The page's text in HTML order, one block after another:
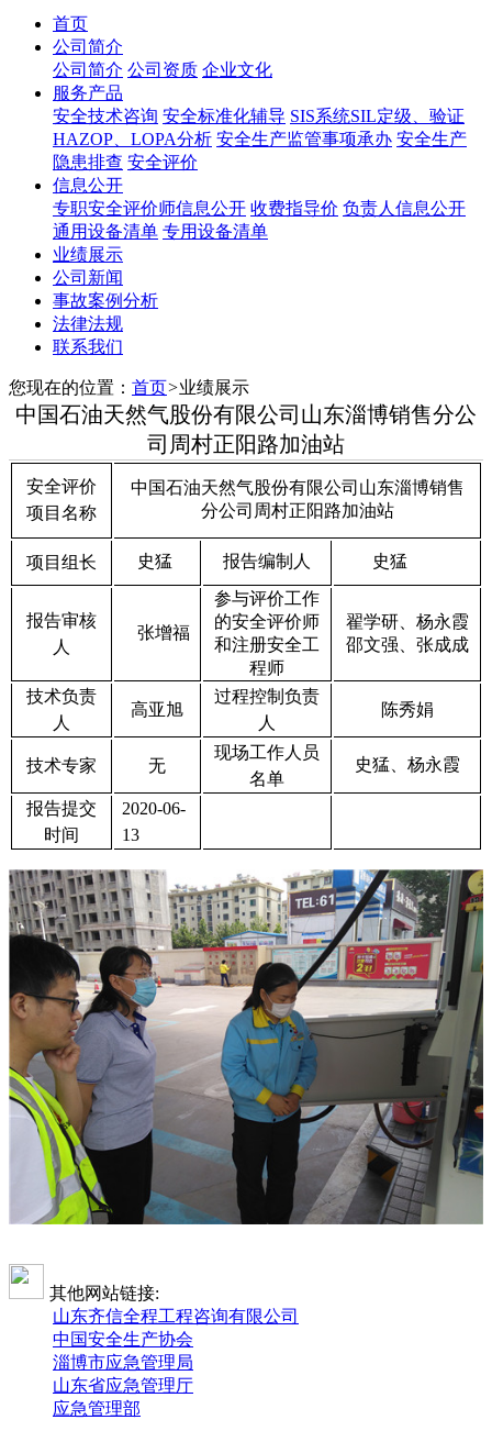
首页
公司简介
公司简介 公司资质 企业文化
服务产品
安全技术咨询 安全标准化辅导 SIS系统SIL定级、验证
HAZOP、LOPA分析 安全生产监管事项承办 安全生产
隐患排查 安全评价
信息公开
专职安全评价师信息公开 收费指导价 负责人信息公开
通用设备清单 专用设备清单
业绩展示
公司新闻
事故案例分析
法律法规
联系我们
您现在的位置： 首页>业绩展示
中国石油天然气股份有限公司山东淄博销售分公
司周村正阳路加油站
安全评价
项目名称
中国石油天然气股份有限公司山东淄博销售
分公司周村正阳路加油站
项目组长 史猛 报告编制人 史猛
报告审核
人
张增福
参与评价工作
的安全评价师
和注册安全工
程师
翟学研、杨永霞
邵文强、张成成
技术负责
人
高亚旭
过程控制负责
人
陈秀娟
技术专家 无
现场工作人员
名单
史猛、 杨永霞
报告提交
时间
2020-06-
13
其他网站链接:
山东齐信全程工程咨询有限公司
中国安全生产协会
淄博市应急管理局
山东省应急管理厅
应急管理部